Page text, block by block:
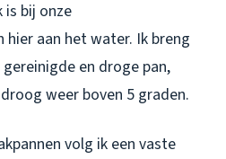
bij onze
aan het water. Ik breng
en droge pan,
weer boven 5 graden.
volg ik een vaste